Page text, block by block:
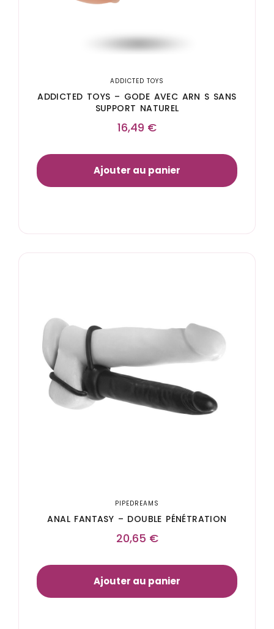
ADDICTED TOYS
ADDICTED TOYS – GODE AVEC ARN S SANS
SUPPORT NATUREL
16,49 €
Ajouter au panier
PIPEDREAMS
ANAL FANTASY – DOUBLE PÉNÉTRATION
20,65 €
Ajouter au panier